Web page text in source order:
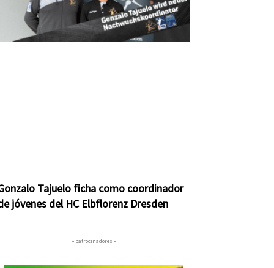
Tajuelo ficha como coordinador
jóvenes del HC Elbflorenz Dresden
– patrocinadores –